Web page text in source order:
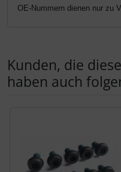
OE-Nummern dienen nur zu
Kunden, die
haben auch